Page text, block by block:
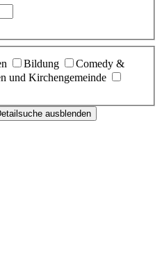
Bildung
Comedy &
und Kirchengemeinde
ausblenden